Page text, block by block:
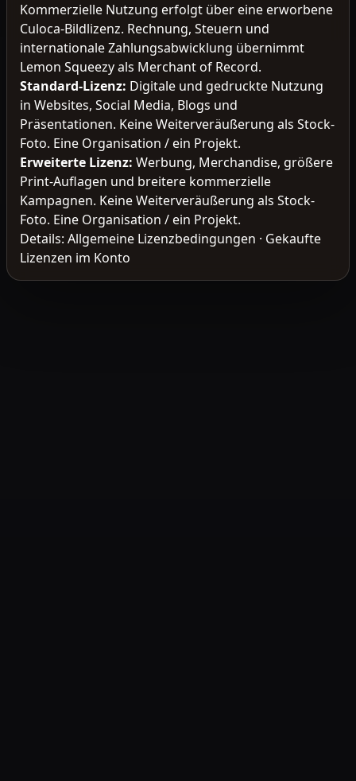
Kommerzielle Nutzung erfolgt über eine erworbene
Culoca-Bildlizenz. Rechnung, Steuern und
internationale Zahlungsabwicklung übernimmt
Lemon Squeezy als Merchant of Record.
Standard-Lizenz: Digitale und gedruckte Nutzung
in Websites, Social Media, Blogs und
Präsentationen. Keine Weiterveräußerung als Stock-
Foto. Eine Organisation / ein Projekt.
Erweiterte Lizenz: Werbung, Merchandise, größere
Print-Auflagen und breitere kommerzielle
Kampagnen. Keine Weiterveräußerung als Stock-
Foto. Eine Organisation / ein Projekt.
Details: Allgemeine Lizenzbedingungen · Gekaufte
Lizenzen im Konto